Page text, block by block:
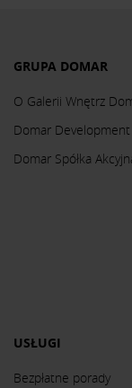
GRUPA DOMAR
O Galerii Wnętrz
Domar Development
Domar Spółka
USŁUGI
Bezpłatne porady